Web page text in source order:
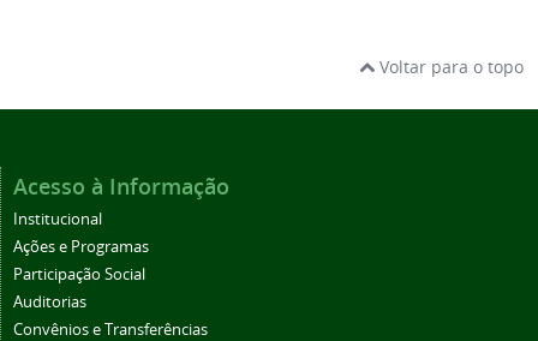
Voltar para o topo
Acesso à Informação
Institucional
Ações e Programas
Participação Social
Auditorias
Convênios e Transferências